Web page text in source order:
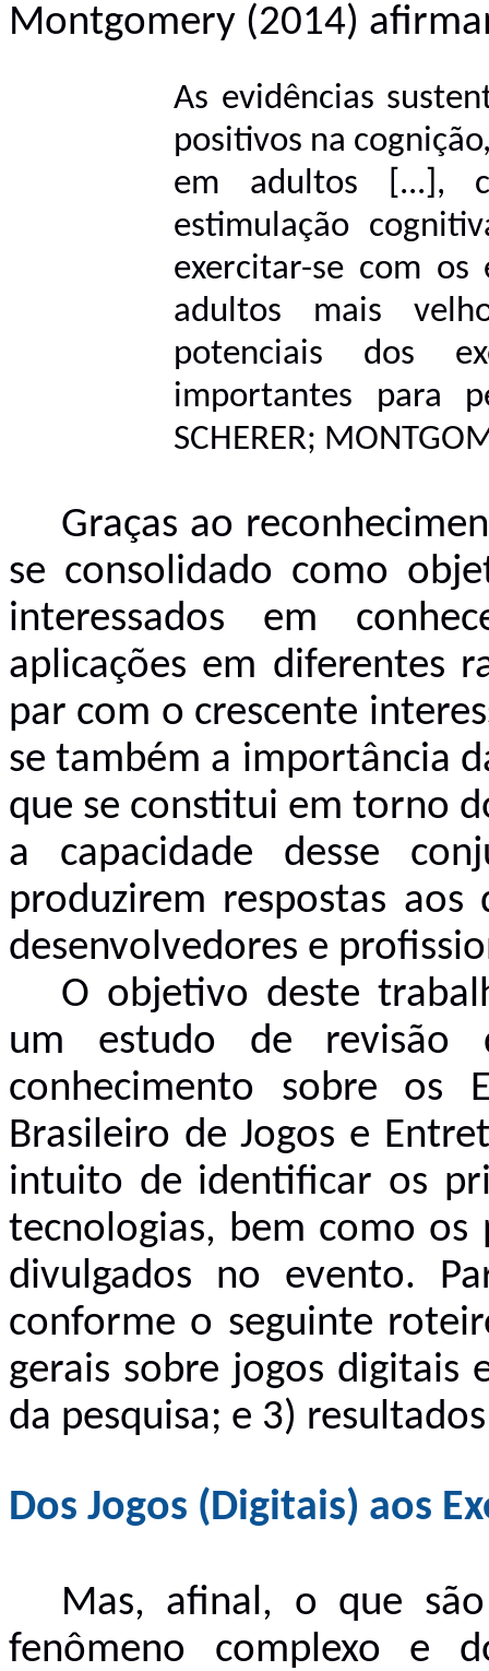
Montgomery (2014)
As evidências
positivos na
em adultos [...],
estimulação
exercitar-se com os
adultos mais
potenciais dos
importantes para
SCHERER;
Graças ao
se consolidado como
interessados em
aplicações em diferentes
par com o crescente
se também a importância
que se constitui em torno
a capacidade desse
produzirem respostas aos
desenvolvedores e
O objetivo deste
um estudo de revisão
conhecimento sobre os
Brasileiro de Jogos e
intuito de identificar os
tecnologias, bem como os
divulgados no evento.
conforme o seguinte
gerais sobre jogos digitais
da pesquisa; e 3)
Dos Jogos (Digitais) aos
Mas, afinal, o que
fenômeno complexo e